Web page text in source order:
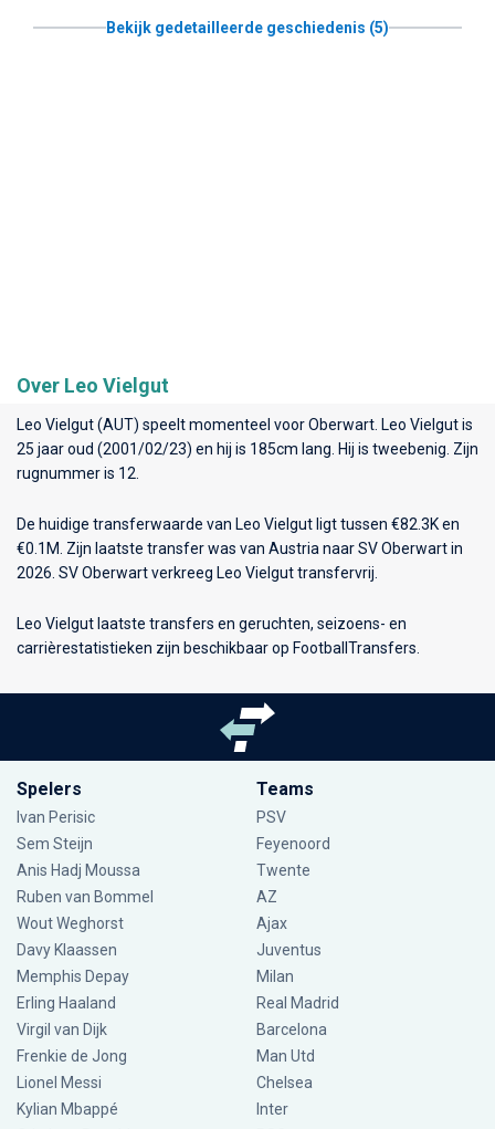
Bekijk gedetailleerde geschiedenis (5)
Over Leo Vielgut
Leo Vielgut (AUT) speelt momenteel voorOberwart . Leo Vielgut is
25 jaar oud (2001/02/23) en hij is 185cm lang. Hij is tweebenig. Zijn
rugnummer is 12.
De huidige transferwaarde van Leo Vielgut ligt tussen €82.3K en
€0.1M. Zijn laatste transfer was van Austria naar SV Oberwart in
2026. SV Oberwart verkreeg Leo Vielgut transfervrij.
Leo Vielgut laatste transfers en geruchten, seizoens- en
carrièrestatistieken zijn beschikbaar op FootballTransfers.
Spelers
Ivan Perisic
Sem Steijn
Anis Hadj Moussa
Ruben van Bommel
Wout Weghorst
Davy Klaassen
Memphis Depay
Erling Haaland
Virgil van Dijk
Frenkie de Jong
Lionel Messi
Kylian Mbappé
Teams
PSV
Feyenoord
Twente
AZ
Ajax
Juventus
Milan
Real Madrid
Barcelona
Man Utd
Chelsea
Inter